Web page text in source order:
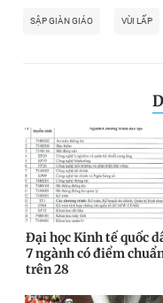
SẬP GIÀN GIÁO VÙI LẤP